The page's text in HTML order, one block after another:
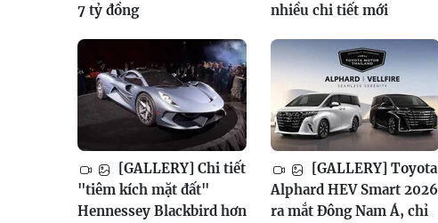
7 tỷ đồng
nhiều chi tiết mới
[GALLERY] Chi tiết
"tiêm kích mặt đất"
Hennessey Blackbird hơn
[GALLERY] Toyota
Alphard HEV Smart 2026
ra mắt Đông Nam Á, chỉ